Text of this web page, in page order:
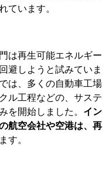
ています。
は再生可能エネルギー
避しようと試みていま
は、多くの自動車工場
ル工程などの、サステ
を開始しました。 イン
航空会社や空港は、再
す。